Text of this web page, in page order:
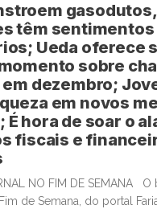
têm sentimentos
Ueda oferece
sobre
dezembro;
em novos
É hora de soar o
fiscais e
NO FIM DE SEMANA
de Semana, do portal